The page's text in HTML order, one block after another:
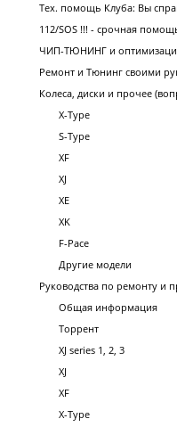
Тех. помощь Клуба: Вы
112/SOS !!! - срочная
ЧИП-ТЮНИНГ и оптимизация
Ремонт и Тюнинг своими
Колеса, диски и прочее
X-Type
S-Type
XF
XJ
XE
XK
F-Pace
Другие модели
Руководства по ремонту и
Общая информация
Торрент
XJ series 1, 2, 3
XJ
XF
X-Type